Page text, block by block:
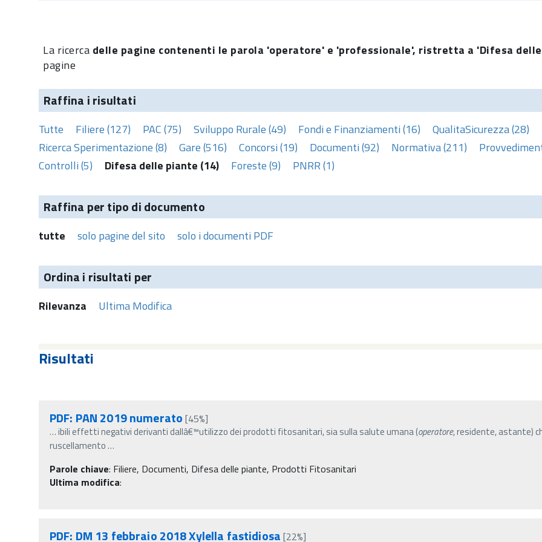
La ricerca delle pagine contenenti le parola 'operatore' e 'professionale', ristretta a 'Difesa
pagine
Raffina i risultati
Tutte Filiere (127) PAC (75) Sviluppo Rurale (49) Fondi e Finanziamenti (16) QualitaSicurezza (28)
Ricerca Sperimentazione (8)
Gare (516) Concorsi (19) Documenti (92) Normativa (211)
Controlli (5)
Difesa delle piante (14) Foreste (9) PNRR (1)
Raffina per tipo di documento
tutte solo pagine del sito solo i documenti PDF
Ordina i risultati per
Rilevanza Ultima Modifica
Risultati
PDF: PAN 2019 numerato [45%]
…ibili effetti negativi derivanti dallâ€™utilizzo dei prodotti fitosanitari, sia sulla salute umana (operatore, residente, astante)
ruscellamento…
Parole chiave: Filiere, Documenti, Difesa delle piante, Prodotti Fitosanitari
Ultima modifica:
PDF: DM 13 febbraio 2018 Xylella fastidiosa [22%]